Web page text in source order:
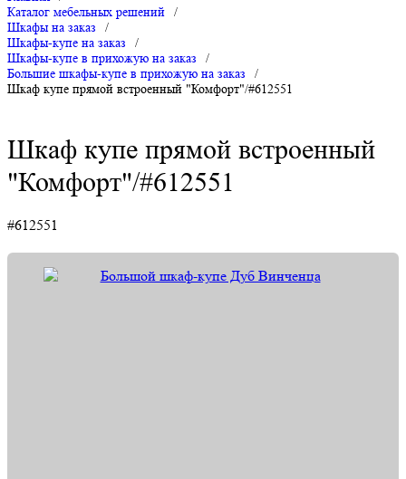
Каталог мебельных решений
/
Шкафы на заказ
/
Шкафы-купе на заказ
/
Шкафы-купе в прихожую на заказ
/
Большие шкафы-купе в прихожую на заказ
/
Шкаф купе прямой встроенный "Комфорт"/#612551
Шкаф купе прямой встроенный
"Комфорт"/#612551
#612551